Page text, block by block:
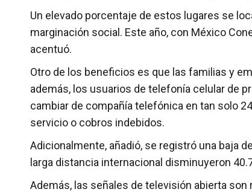
Un elevado porcentaje de estos lugares se
marginación social. Este año, con México
acentuó.
Otro de los beneficios es que las familias y
además, los usuarios de telefonía celular de
cambiar de compañía telefónica en tan solo
servicio o cobros indebidos.
Adicionalmente, añadió, se registró una baja
larga distancia internacional disminuyeron
Además, las señales de televisión abierta